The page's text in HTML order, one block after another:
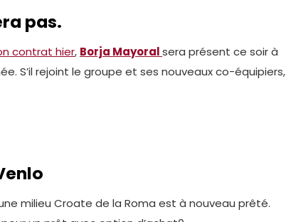
pas.
contrat hier, Borja Mayoralsera présent ce soir à
S’il rejoint le groupe et ses nouveaux co-équipiers,
milieu Croate de la Roma est à nouveau prêté.